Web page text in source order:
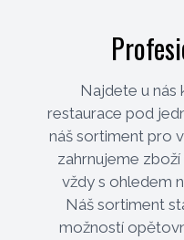
Najdete u nás
restaurace pod
náš sortiment pro
zahrnujeme
vždy s ohledem
Náš sortiment
možností